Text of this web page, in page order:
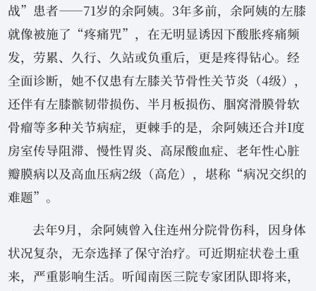
战”患者——71岁的余阿姨。3年多前，余阿姨的左膝
就像被施了“疼痛咒”，在无明显诱因下酸胀疼痛频
发，劳累、久行、久站或负重后，更是疼得钻心。经
全面诊断，她不仅患有左膝关节骨性关节炎（4级），
还伴有左膝髌韧带损伤、半月板损伤、腘窝滑膜骨软
骨瘤等多种关节病症，更棘手的是，余阿姨还合并I度
房室传导阻滞、慢性胃炎、高尿酸血症、老年性心脏
瓣膜病以及高血压病2级（高危），堪称“病况交织的
难题”。
去年9月，余阿姨曾入住连州分院骨伤科，因身体
状况复杂，无奈选择了保守治疗。可近期症状卷土重
来，严重影响生活。听闻南医三院专家团队即将来，